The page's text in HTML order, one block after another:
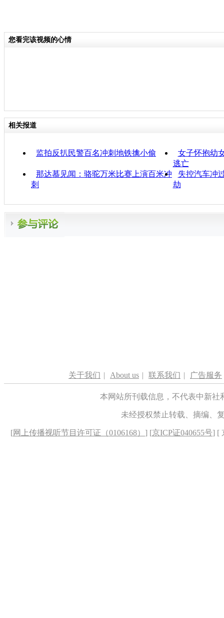
您看完该视频的心情
相关报道
监拍反扒民警百名冲刺地铁擒小偷
女子怀抱幼
逃亡
那达慕见闻：骆驼万米比赛上演百米冲
刺
失控汽车冲
劫
关于我们 | About us | 联系我们 | 广告服务
本网站所刊载信息，不代表中新
未经授权禁止转载、摘编、
[网上传播视听节目许可证（0106168） ] [京ICP证040655号] [